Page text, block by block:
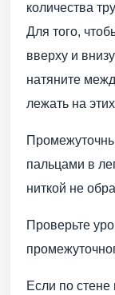
количества
Для того,
вверху и
натяните
лежать на
пальцами в
ниткой не
Проверьте
Если по стене